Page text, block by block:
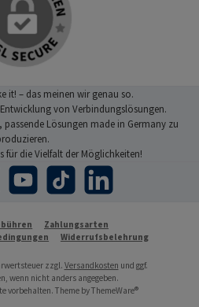
it! – das meinen wir genau so.
von Verbindungslösungen.
passende Lösungen made in Germany zu
für die Vielfalt der Möglichkeiten!
YouTube TikTok LinkedIn
Zahlungsarten
Widerrufsbelehrung
zzgl. Versandkosten und ggf.
wenn nicht anders angegeben.
vorbehalten. Theme byThemeWare®